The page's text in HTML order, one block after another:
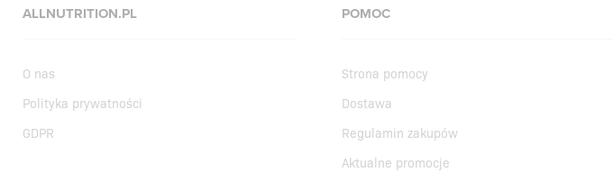
ALLNUTRITION.PL
O nas
Polityka prywatności
GDPR
POMOC
Strona pomocy
Dostawa
Regulamin zakupów
Aktualne promocje